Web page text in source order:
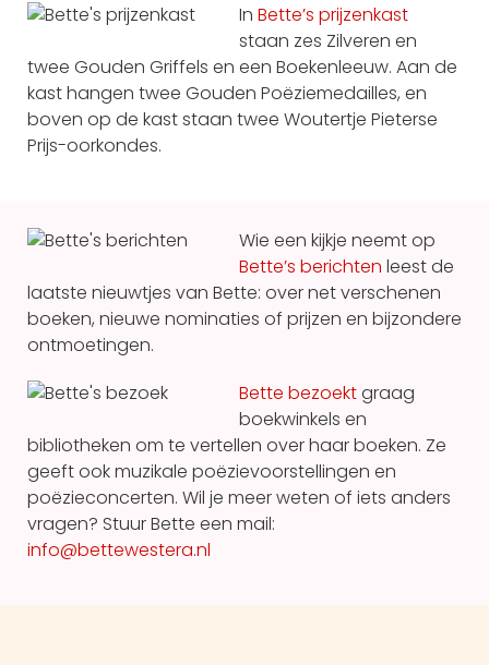
InBette’s prijzenkast
staan zes Zilveren en
twee Gouden Griffels en een Boekenleeuw. Aan de
kast hangen twee Gouden Poëziemedailles, en
boven op de kast staan twee Woutertje Pieterse
Prijs-oorkondes.
Wie een kijkje neemt op
Bette’s berichten leest de
laatste nieuwtjes van Bette: over net verschenen
boeken, nieuwe nominaties of prijzen en bijzondere
ontmoetingen.
Bette bezoektgraag
boekwinkels en
bibliotheken om te vertellen over haar boeken. Ze
geeft ook muzikale poëzie­voor­stellingen en
poëzie­concerten. Wil je meer weten of iets anders
vragen? Stuur Bette een mail:
info@bettewestera.nl